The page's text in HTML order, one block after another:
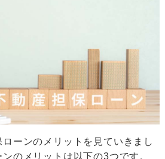
ーンのメリットを見ていきまし
のメリットは以下の3つです。